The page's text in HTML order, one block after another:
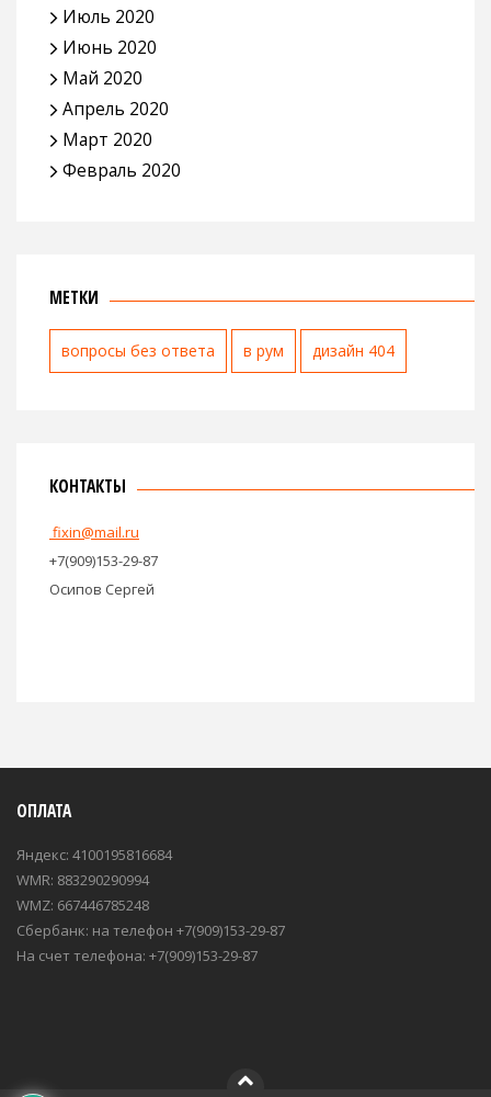
Июль 2020
Июнь 2020
Май 2020
Апрель 2020
Март 2020
Февраль 2020
МЕТКИ
вопросы без ответа в рум дизайн 404
КОНТАКТЫ
fixin@mail.ru
+7(909)153-29-87
Осипов Сергей
ОПЛАТА
Яндекс: 4100195816684
WMR: 883290290994
WMZ: 667446785248
Сбербанк: на телефон +7(909)153-29-87
На счет телефона: +7(909)153-29-87